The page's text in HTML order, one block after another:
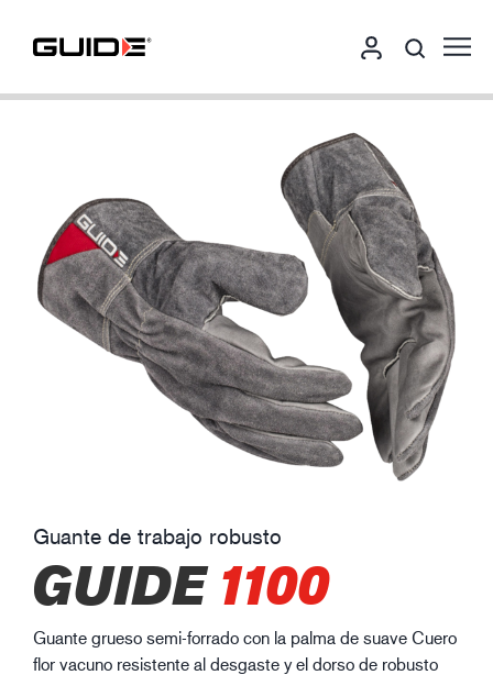
Guante de trabajo robusto
GUIDE1100
Guante grueso semi-forrado con la palma de suave Cuero
flor vacuno resistente al desgaste y el dorso de robusto